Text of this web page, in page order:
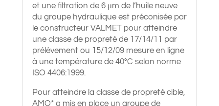
et une filtration de 6 μm de l’huile neuve
du groupe hydraulique est préconisée par
le constructeur VALMET pour atteindre
une classe de propreté de 17/14/11 par
prélèvement ou 15/12/09 mesure en ligne
à une température de 40°C selon norme
ISO 4406:1999.
Pour atteindre la classe de propreté cible,
AMO* a mis en place un groupe de